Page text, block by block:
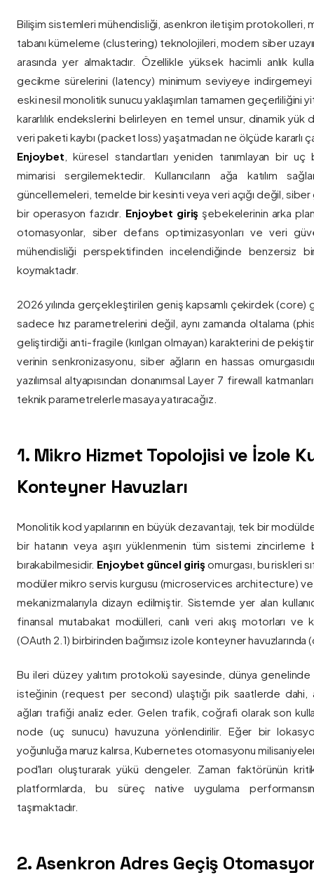
Bilişim sistemleri mühendisliği, asenkron iletişim protokolleri,
tabanı kümeleme (clustering) teknolojileri, modern siber
arasında yer almaktadır. Özellikle yüksek hacimli anlık
gecikme sürelerini (latency) minimum seviyeye
eski nesil monolitik sunucu yaklaşımları tamamen geçerliliğini
kararlılık endekslerini belirleyen en temel unsur, dinamik yük
veri paketi kaybı (packet loss) yaşatmadan ne ölçüde kararlı
Enjoybet , küresel standartları yeniden tanımlayan bir
mimarisi sergilemektedir. Kullanıcıların ağa katılım
güncellemeleri, temelde bir kesinti veya veri açığı değil, siber
bir operasyon fazıdır. Enjoybet giriş şebekelerinin arka
otomasyonlar, siber defans optimizasyonları ve veri
mühendisliği perspektifinden incelendiğinde benzersiz
koymaktadır.
2026 yılında gerçekleştirilen geniş kapsamlı çekirdek
sadece hız parametrelerini değil, aynı zamanda oltalama
geliştirdiği anti-fragile (kırılgan olmayan) karakterini de
verinin senkronizasyonu, siber ağların en hassas
yazılımsal altyapısından donanımsal Layer 7 firewall
teknik parametrelerle masaya yatıracağız.
1. Mikro Hizmet Topolojisi ve İzole
Konteyner Havuzları
Monolitik kod yapılarının en büyük dezavantajı, tek bir
bir hatanın veya aşırı yüklenmenin tüm sistemi zincirleme
bırakabilmesidir. Enjoybet güncel giriş omurgası, bu riskleri
modüler mikro servis kurgusu (microservices architecture)
mekanizmalarıyla dizayn edilmiştir. Sistemde yer alan
finansal mutabakat modülleri, canlı veri akış motorları ve
(OAuth 2.1) birbirinden bağımsız izole konteyner havuzlarında
Bu ileri düzey yalıtım protokolü sayesinde, dünya genelinde
isteğinin (request per second) ulaştığı pik saatlerde dahi,
ağları trafiği analiz eder. Gelen trafik, coğrafi olarak son
node (uç sunucu) havuzuna yönlendirilir. Eğer bir
yoğunluğa maruz kalırsa, Kubernetes otomasyonu
pod'ları oluşturarak yükü dengeler. Zaman faktörünün
platformlarda, bu süreç native uygulama
taşımaktadır.
2. Asenkron Adres Geçiş